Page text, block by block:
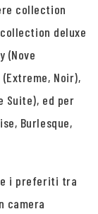
collection
deluxe
(Nove
Noir),
Suite), ed per
Burlesque,
i preferiti tra
camera